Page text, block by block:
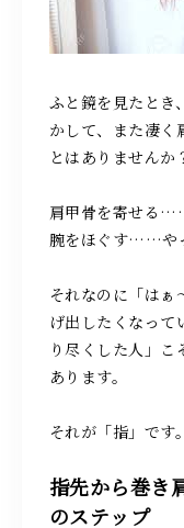
ふと鏡を見たとき
かして、また凄く
とはありませんか
肩甲骨を寄せる
腕をほぐす……や
それなのに「はぁ
げ出したくなって
り尽くした人」
あります。
それが「指」です。
指先から巻き
のステップ